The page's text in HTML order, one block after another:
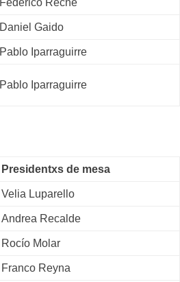
Daniel Gaido
Pablo Iparraguirre
Pablo Iparraguirre
Presidentxs de mesa
Velia Luparello
Andrea Recalde
Rocío Molar
Franco Reyna